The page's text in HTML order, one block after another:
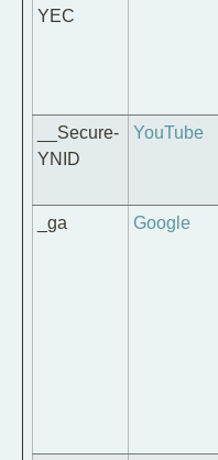
YEC
__Secure-
YNID
YouTube
_ga Google